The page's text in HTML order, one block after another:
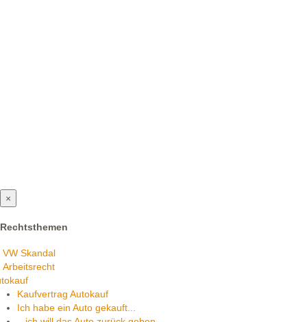
×
Rechtsthemen
VW Skandal
Arbeitsrecht
Kaufvertrag Autokauf
Ich habe ein Auto gekauft...